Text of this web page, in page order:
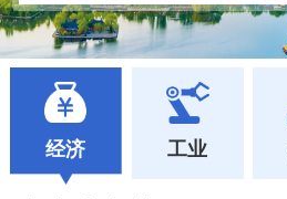
经济 工业